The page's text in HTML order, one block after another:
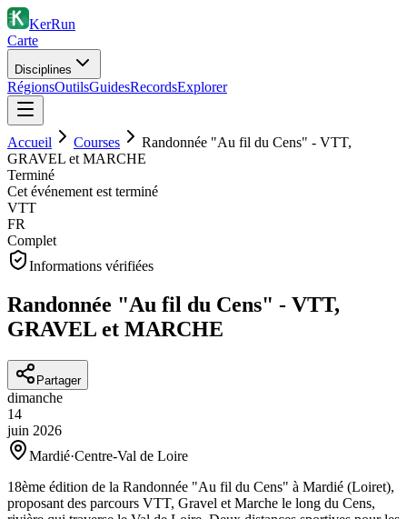
KerRun
Carte
Disciplines
RégionsOutilsGuidesRecordsExplorer
Accueil Courses
Randonnée "Au fil du Cens" - VTT,
GRAVEL et MARCHE
Terminé
Cet événement est terminé
VTT
FR
Complet
Informations vérifiées
Randonnée "Au fil du Cens" - VTT,
GRAVEL et MARCHE
Partager
dimanche
14
juin 2026
Mardié·Centre-Val de Loire
18ème édition de la Randonnée "Au fil du Cens" à Mardié (Loiret),
proposant des parcours VTT, Gravel et Marche le long du Cens,